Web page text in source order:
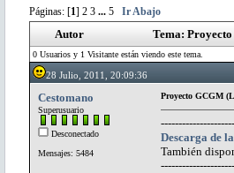
Páginas: [1] 2 3 ... 5 Ir Abajo
Autor Tema:
0 Usuarios y 1 Visitante están viendo este tema.
28 Julio, 2011, 20:09:36
Cestomano
Superusuario
Desconectado
Mensajes: 5484
Proyecto GCGM
Descarga de
También